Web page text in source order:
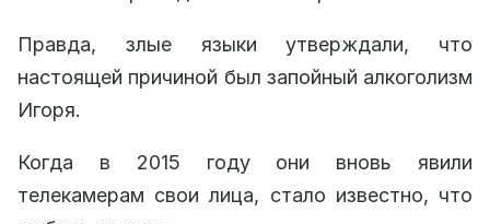
Правда, злые языки утверждали, что
настоящей причиной был запойный алкоголизм
Игоря.
Когда в 2015 году они вновь явили
телекамерам свои лица, стало известно, что